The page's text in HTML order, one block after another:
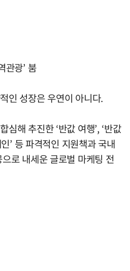
관광’ 붐
인 성장은 우연이 아니다.
심해 추진한 ‘반값 여행’, ‘반값
’ 등 파격적인 지원책과 국내
로 내세운 글로벌 마케팅 전